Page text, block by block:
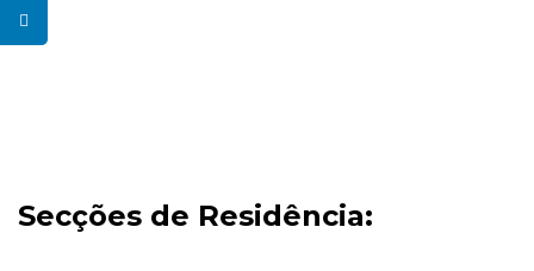
Secções de Residência: